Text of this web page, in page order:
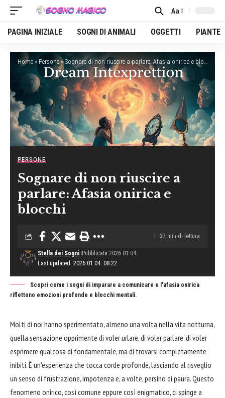
Font
Resizer
Aa
PAGINA INIZIALE SOGNI DI ANIMALI OGGETTI PIANTE
Home » Persone»Sognare di non riuscire a parlare: Afasia onirica e blocchi
PERSONE
Sognare di non riuscire a
parlare: Afasia onirica e
blocchi
Last updated: 2026.01.04. 08:22
Stella dei Sogni Pubblicata 2026.01.04.
37 min di lettura
Scopri come i sogni di imparare a comunicare e l'afasia onirica
riflettono emozioni profonde e blocchi mentali.
Molti di noi hanno sperimentato, almeno una volta nella vita notturna,
quella sensazione opprimente di voler urlare, di voler parlare, di voler
esprimere qualcosa di fondamentale, ma di trovarsi completamente
inibiti. È un'esperienza che tocca corde profonde, lasciando al risveglio
un senso di frustrazione, impotenza e, a volte, persino di paura. Questo
fenomeno onirico, così comune eppure così enigmatico, ci spinge a